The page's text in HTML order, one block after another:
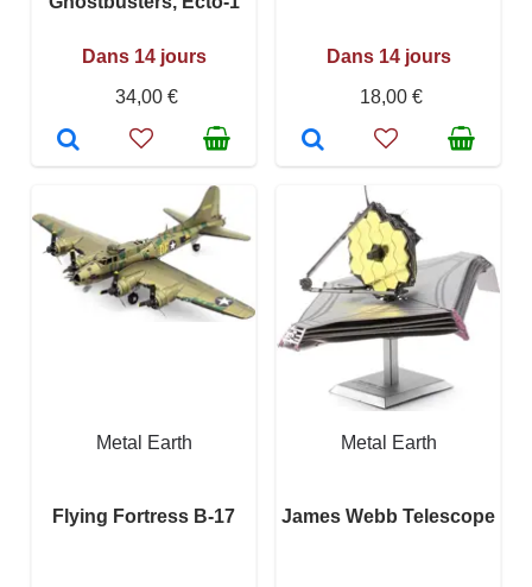
Dans 14 jours
34,00 €
Dans 14 jours
18,00 €
Metal Earth
Flying Fortress B-17
Metal Earth
James Webb Telescope